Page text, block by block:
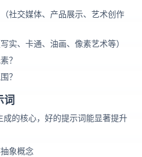
社交媒体、产品展示、艺术创作
实、卡通、油画、像素艺术等）
？
？
词
的核心，好的提示词能显著提升
象概念